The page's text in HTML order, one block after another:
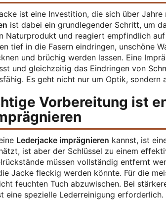
ist eine Investition, die sich über
ist dabei ein grundlegender Schritt, um
Naturprodukt und reagiert empfindlich
tief in die Fasern eindringen, unschöne
und brüchig werden lassen. Eine
und gleichzeitig das Eindringen von
Es geht nicht nur um Optik, sondern
Vorbereitung ist
Lederjacke imprägnieren kannst, ist
ist aber der Schlüssel zu einem
müssen vollständig entfernt
Jacke fleckig werden könnte. Für die
feuchten Tuch abzuwischen. Bei
eine spezielle Lederreinigung